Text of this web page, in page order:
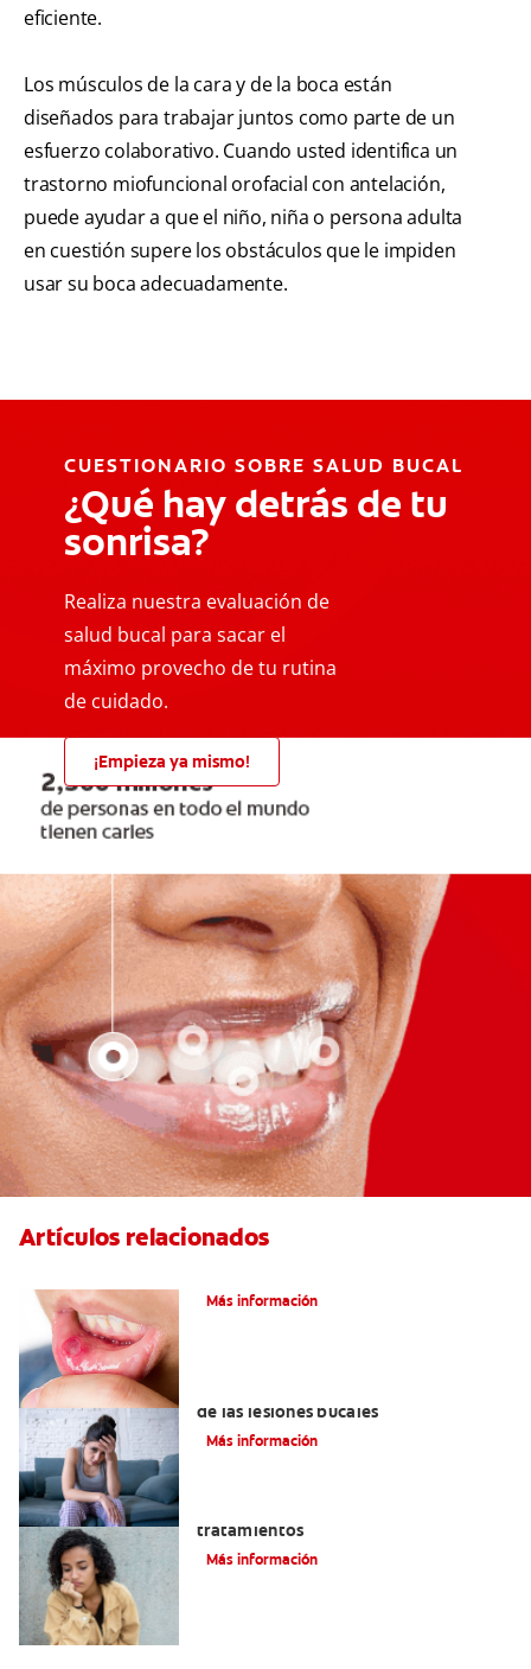
eficiente.
Los músculos de la cara y de la boca están
diseñados para trabajar juntos como parte de un
esfuerzo colaborativo. Cuando usted identifica un
trastorno miofuncional orofacial con antelación,
puede ayudar a que el niño, niña o persona adulta
en cuestión supere los obstáculos que le impiden
usar su boca adecuadamente.
CUESTIONARIO SOBRE SALUD BUCAL
¿Qué hay detrás de tu
sonrisa?
Realiza nuestra evaluación de
salud bucal para sacar el
máximo provecho de tu rutina
de cuidado.
¡Empieza ya mismo!
Artículos relacionados
Más información
de las lesiones bucales
Más información
tratamientos
Más información